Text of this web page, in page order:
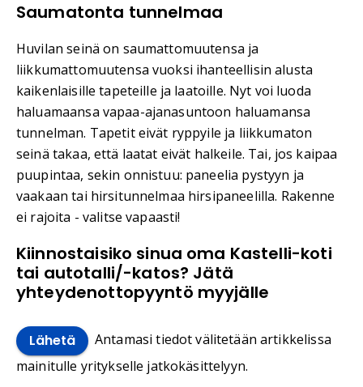
Saumatonta tunnelmaa
Huvilan seinä on saumattomuutensa ja
liikkumattomuutensa vuoksi ihanteellisin alusta
kaikenlaisille tapeteille ja laatoille. Nyt voi luoda
haluamaansa vapaa-ajanasuntoon haluamansa
tunnelman. Tapetit eivät ryppyile ja liikkumaton
seinä takaa, että laatat eivät halkeile. Tai, jos kaipaa
puupintaa, sekin onnistuu: paneelia pystyyn ja
vaakaan tai hirsitunnelmaa hirsipaneelilla. Rakenne
ei rajoita - valitse vapaasti!
Kiinnostaisiko sinua oma Kastelli-koti
tai autotalli/-katos? Jätä
yhteydenottopyyntö myyjälle
Lähetä
Antamasi tiedot välitetään artikkelissa
mainitulle yritykselle jatkokäsittelyyn.